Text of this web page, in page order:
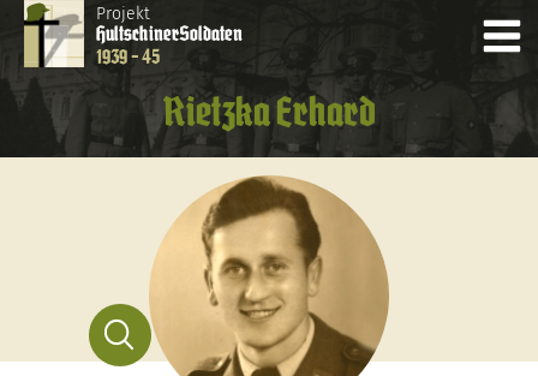
Projekt
HultschinerSoldaten
1939 - 45
Rietzka Erhard